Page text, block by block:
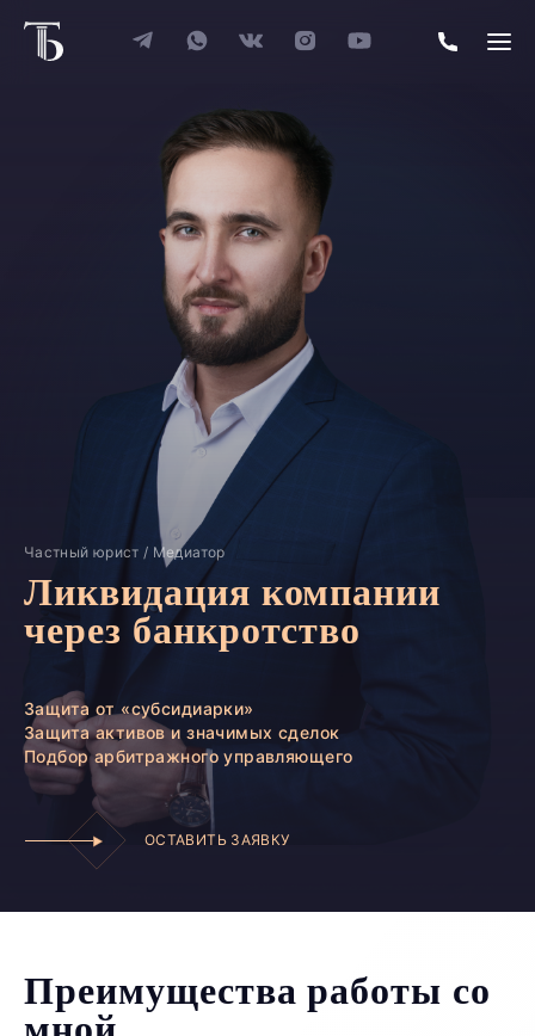
Частный юрист / Медиатор
Ликвидация компании
через банкротство
Защита от «субсидиарки»
Защита активов и значимых сделок
Подбор арбитражного управляющего
ОСТАВИТЬ ЗАЯВКУ
Преимущества работы со